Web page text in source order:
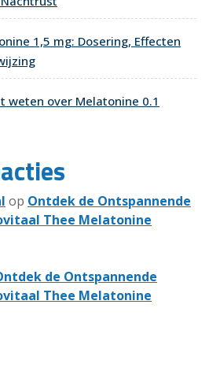
1,5 mg: Dosering, Effecten
weten over Melatonine 0.1
op Ontdek de Ontspannende
Thee Melatonine
de Ontspannende
Thee Melatonine